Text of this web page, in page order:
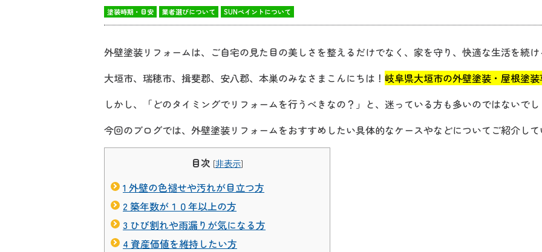
塗装時期・目安 業者選びについて SUNペイントについて
外壁塗装リフォームは、ご自宅の見た目の美しさを整えるだけでなく、家を守り、快適な生活を続
大垣市、瑞穂市、揖斐郡、安八郡、本巣のみなさまこんにちは！ 岐阜県大垣市の外壁塗装・屋根塗
しかし、「どのタイミングでリフォームを行うべきなの？」と、迷っている方も多いのではないで
今回のブログでは、外壁塗装リフォームをおすすめしたい具体的なケースやなどについてご紹介し
目次 [非表示]
1 外壁の色褪せや汚れが目立つ方
2 築年数が１０年以上の方
3 ひび割れや雨漏りが気になる方
4 資産価値を維持したい方